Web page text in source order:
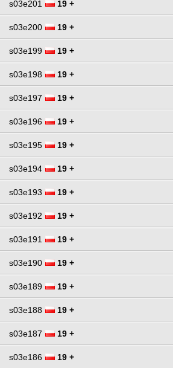
s03e201 19 +
s03e200 19 +
s03e199 19 +
s03e198 19 +
s03e197 19 +
s03e196 19 +
s03e195 19 +
s03e194 19 +
s03e193 19 +
s03e192 19 +
s03e191 19 +
s03e190 19 +
s03e189 19 +
s03e188 19 +
s03e187 19 +
s03e186 19 +